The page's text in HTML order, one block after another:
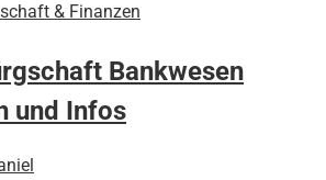
& Finanzen
Bankwesen
und Infos